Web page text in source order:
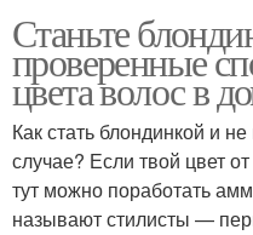
Станьте
проверенные
цвета волос в
Как стать блондинкой и
случае? Если твой цвет
тут можно поработать
называют стилисты —